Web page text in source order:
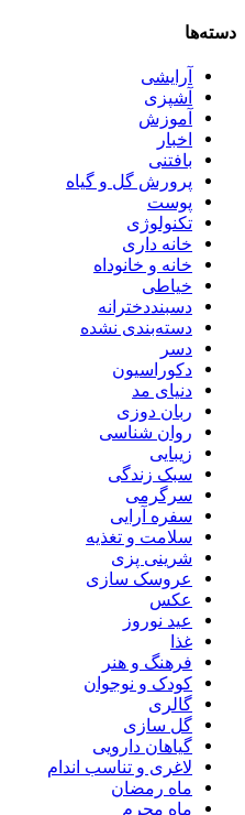
دسته‌ها
آرایشی
آشپزی
آموزش
اخبار
بافتنی
پرورش گل و گیاه
پوست
تکنولوژی
خانه داری
خانه و خانوداه
خیاطی
دسبنددخترانه
دسته‌بندی نشده
دسر
دکوراسیون
دنیای مد
ربان دوزی
روان شناسی
زیبایی
سبک زندگی
سرگرمی
سفره آرایی
سلامت و تغذیه
شرینی پزی
عروسک سازی
عکس
عید نوروز
غذا
فرهنگ و هنر
کودک و نوجوان
گالری
گل سازی
گیاهان دارویی
لاغری و تناسب اندام
ماه رمضان
ماه محرم